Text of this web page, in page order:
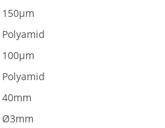
150µm
Polyamid
100µm
Polyamid
40mm
Ø3mm